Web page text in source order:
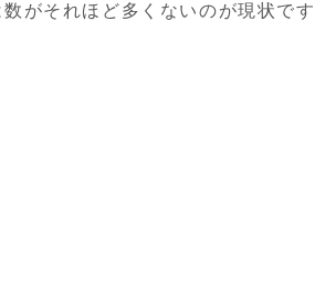
がそれほど多くないのが現状です